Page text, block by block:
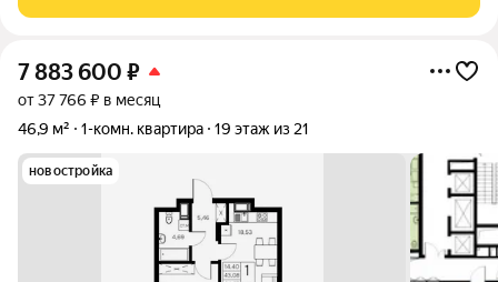
расположение в
7 883 600 ₽
от 37 766 ₽ в месяц
46,9 м²
1-комн. квартира 19 этаж из 21
новостройка